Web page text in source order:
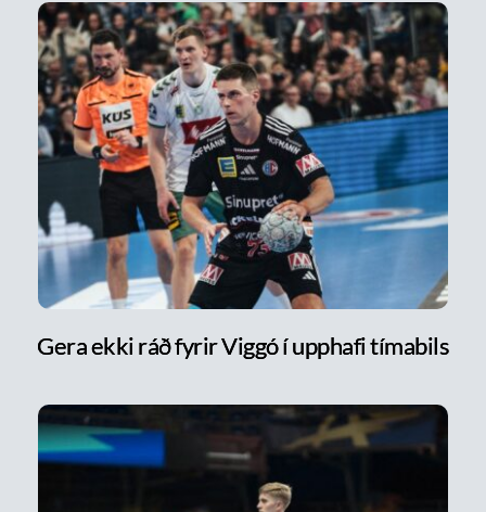
Gera ekki ráð fyrir Viggó í upphafi tímabils